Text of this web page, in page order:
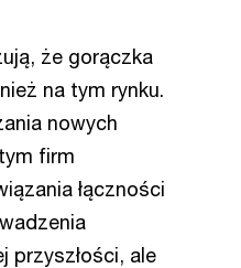
że gorączka
na tym rynku.
nowych
firm
łączności
przyszłości, ale